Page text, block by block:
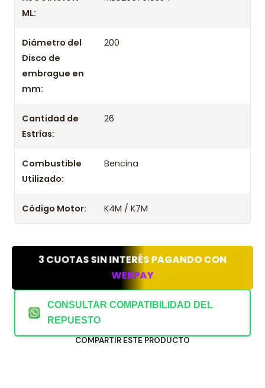
ML:
Diámetro del
Disco de
embrague en
mm:
200
Cantidad de
Estrías:
26
Combustible
Utilizado:
Bencina
Código Motor: K4M / K7M
3 CUOTAS SIN INTERÉS PAGANDO CON
WEBPAY
CONSULTAR COMPATIBILIDAD DEL
REPUESTO
COMPARTIR ESTE PRODUCTO